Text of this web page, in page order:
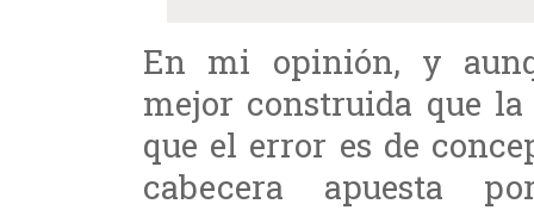
En mi opinión, y
mejor construida que
que el error es de
cabecera apuesta